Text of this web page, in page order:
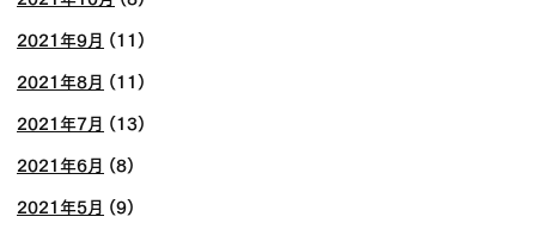
2021年9月 (11)
2021年8月 (11)
2021年7月 (13)
2021年6月 (8)
2021年5月 (9)